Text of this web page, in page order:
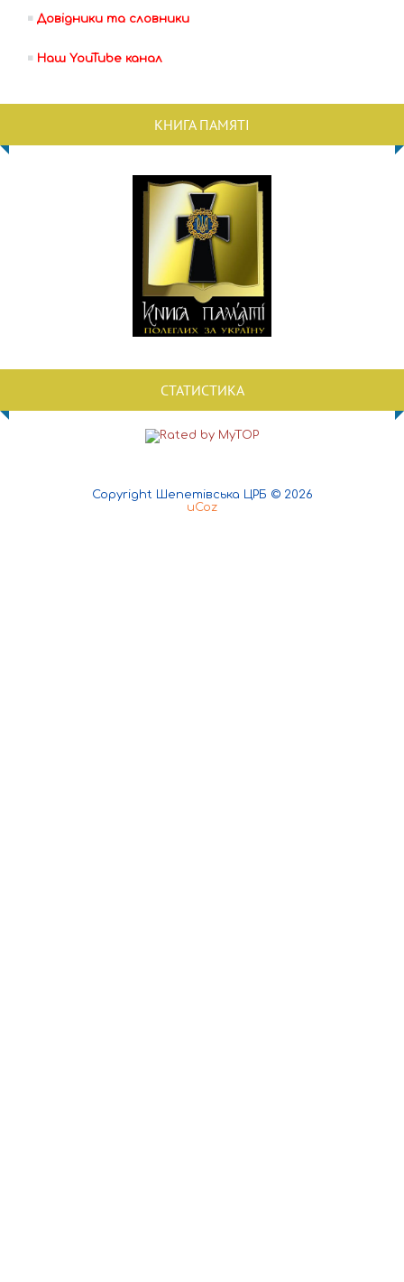
Довідники та словники
Наш YouTube канал
КНИГА ПАМЯТІ
СТАТИСТИКА
Copyright Шепетівська ЦРБ © 2026
uCoz